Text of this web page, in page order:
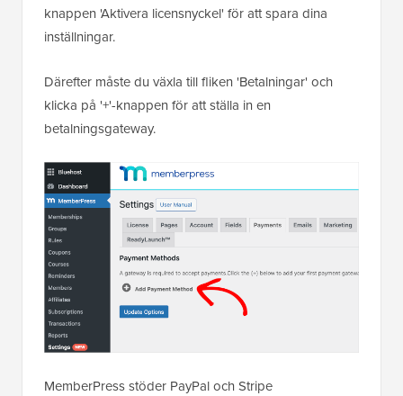
knappen 'Aktivera licensnyckel' för att spara dina
inställningar.
Därefter måste du växla till fliken 'Betalningar' och
klicka på '+'-knappen för att ställa in en
betalningsgateway.
MemberPress stöder PayPal och Stripe